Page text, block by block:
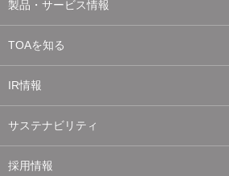
製品・サービス情報
TOAを知る
IR情報
サステナビリティ
採用情報